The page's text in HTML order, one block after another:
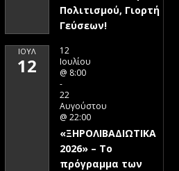
Πολιτισμού, Γιορτή
Γεύσεων!
ΙΟΎΛ
12
12
Ιουλίου
@ 8:00
-
22
Αυγούστου
@ 22:00
«ΞΗΡΟΛΙΒΑΔΙΩΤΙΚΑ
2026» – To
πρόγραμμα των